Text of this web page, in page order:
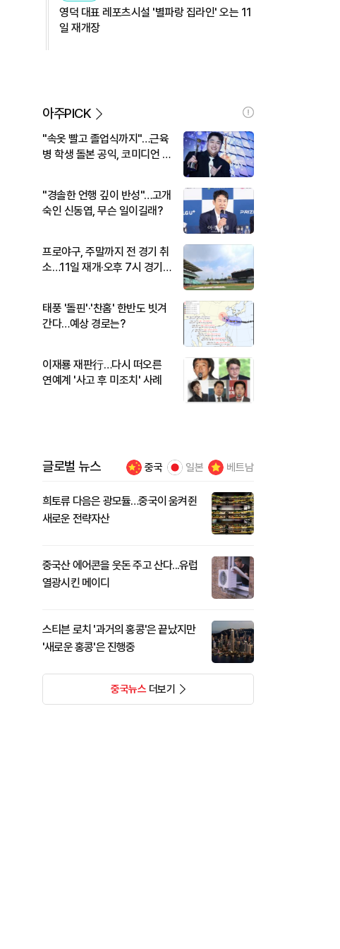
영덕 대표 레포츠시설 '별파랑 집라인' 오는 11
일 재개장
아주PICK
"속옷 빨고 졸업식까지"…근육
병 학생 돌본 공익, 코미디언 김
"경솔한 언행 깊이 반성"…고개
숙인 신동엽, 무슨 일이길래?
프로야구, 주말까지 전 경기 취
소…11일 재개·오후 7시 경기
태풍 '돌핀'·'찬홈' 한반도 빗겨
간다…예상 경로는?
이재룡 재판行…다시 떠오른
연예계 '사고 후 미조치' 사례
글로벌 뉴스 중국 일본 베트남
희토류 다음은 광모듈…중국이 움켜쥔
새로운 전략자산
중국산 에어콘을 웃돈 주고 산다...유럽
열광시킨 메이디
스티븐 로치 '과거의 홍콩'은 끝났지만
'새로운 홍콩'은 진행중
중국뉴스더보기